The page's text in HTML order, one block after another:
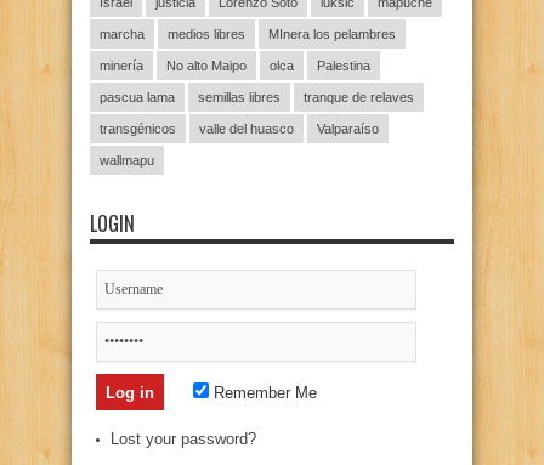
marcha medios libres MInera los pelambres
minería No alto Maipo olca Palestina
pascua lama semillas libres tranque de relaves
transgénicos valle del huasco Valparaíso
wallmapu
LOGIN
Remember Me
Lost your password?